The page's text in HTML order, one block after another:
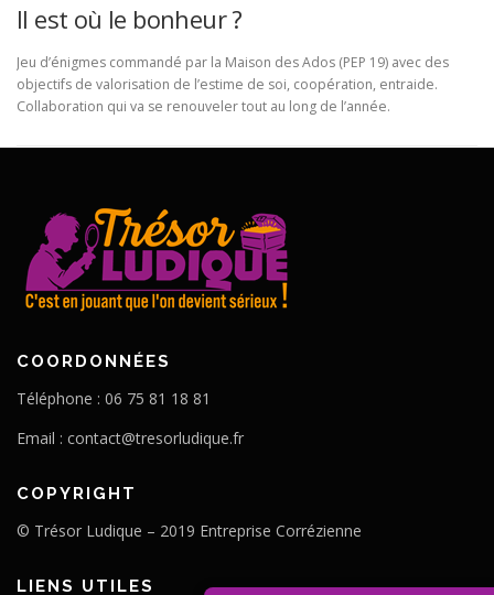
Il est où le bonheur ?
Jeu d’énigmes commandé par la Maison des Ados (PEP 19) avec des
objectifs de valorisation de l’estime de soi, coopération, entraide.
Collaboration qui va se renouveler tout au long de l’année.
COORDONNÉES
Téléphone : 06 75 81 18 81
Email : contact@tresorludique.fr
COPYRIGHT
© Trésor Ludique – 2019 Entreprise Corrézienne
LIENS UTILES